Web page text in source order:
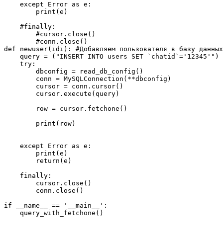
    except Error as e:
        print(e)
    #finally:
        #cursor.close()
        #conn.close()
def newuser(idi): #Добавляем пользователя в базу данных
    query = ("INSERT INTO users SET `chatid`='12345'")
    try:
        dbconfig = read_db_config()
        conn = MySQLConnection(**dbconfig)
        cursor = conn.cursor()
        cursor.execute(query)
        row = cursor.fetchone()
        print(row)
    except Error as e:
        print(e)
        return(e)
    finally:
        cursor.close()
        conn.close()
if __name__ == '__main__':